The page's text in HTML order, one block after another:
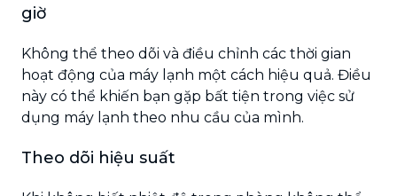
giờ
Không thể theo dõi và điều chỉnh các thời gian
hoạt động của máy lạnh một cách hiệu quả. Điều
này có thể khiến bạn gặp bất tiện trong việc sử
dụng máy lạnh theo nhu cầu của mình.
Theo dõi hiệu suất